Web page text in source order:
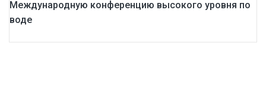
Международную конференцию высокого уровня по
воде